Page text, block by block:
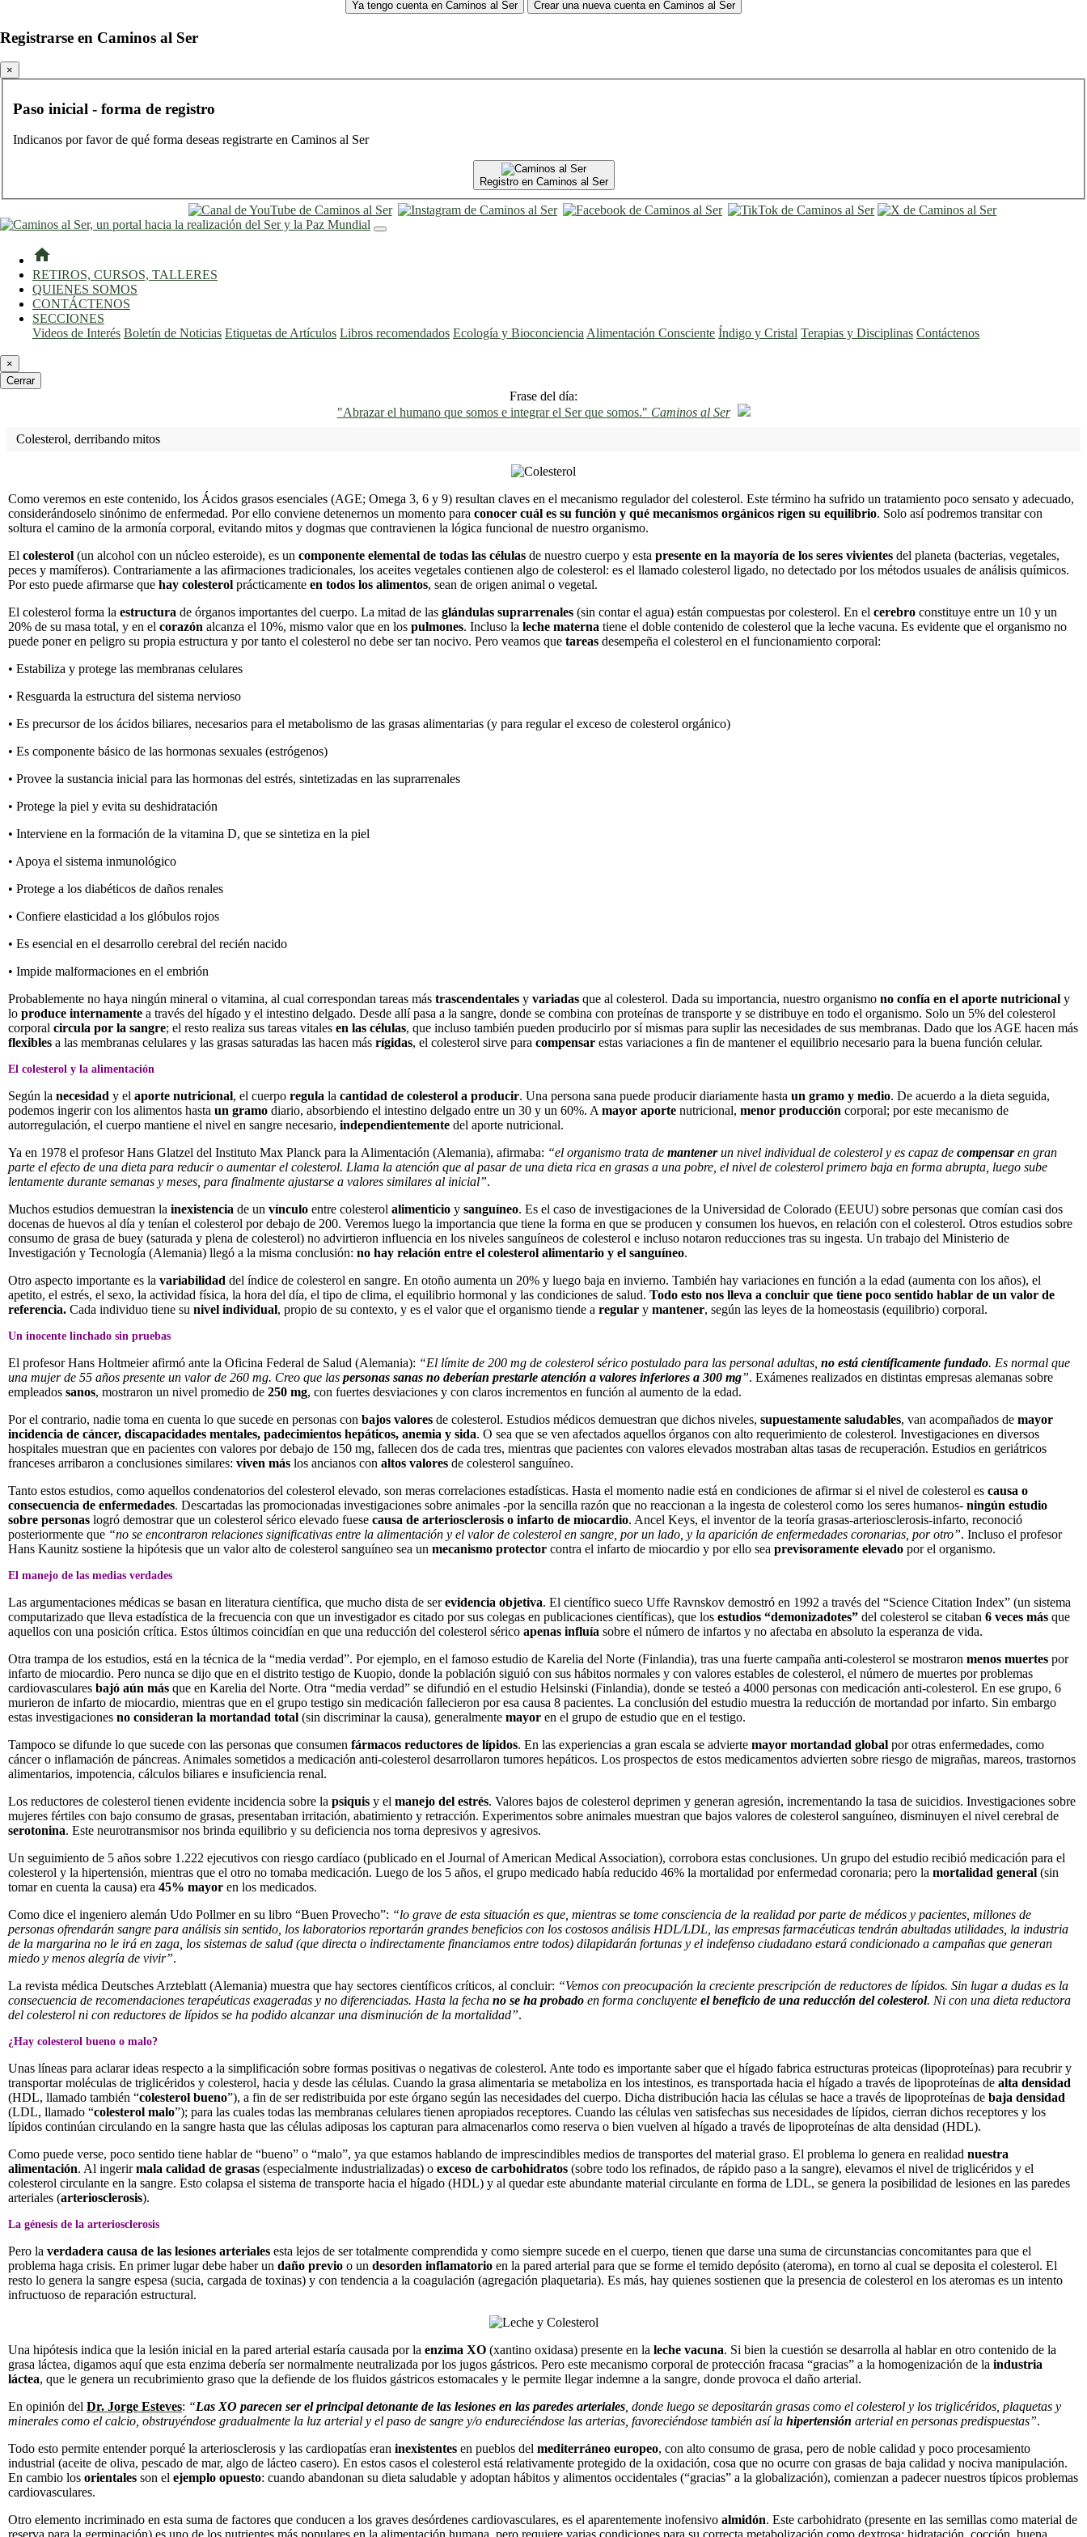
Ya tengo cuenta en Caminos al Ser Crear una nueva cuenta en Caminos al Ser
Registrarse en Caminos al Ser
×
Paso inicial - forma de registro
Indicanos por favor de qué forma deseas registrarte en Caminos al Ser
Registro en Caminos al Ser
home
RETIROS, CURSOS, TALLERES
QUIENES SOMOS
CONTÁCTENOS
SECCIONES
Videos de Interés Boletín de Noticias Etiquetas de Artículos Libros recomendados Ecología y Bioconciencia Alimentación Consciente Índigo y Cristal Terapias y Disciplinas Contáctenos
×
Cerrar
Frase del día:
"Abrazar el humano que somos e integrar el Ser que somos." Caminos al Ser
Colesterol, derribando mitos
Como veremos en este contenido, los Ácidos grasos esenciales (AGE; Omega 3, 6 y 9) resultan claves en el mecanismo regulador del colesterol. Este término ha sufrido un tratamiento poco sensato y adecuado,
considerándoselo sinónimo de enfermedad. Por ello conviene detenernos un momento para conocer cuál es su función y qué mecanismos orgánicos rigen su equilibrio. Solo así podremos transitar con
soltura el camino de la armonía corporal, evitando mitos y dogmas que contravienen la lógica funcional de nuestro organismo.
El colesterol (un alcohol con un núcleo esteroide), es un componente elemental de todas las células de nuestro cuerpo y esta presente en la mayoría de los seres vivientes del planeta (bacterias, vegetales,
peces y mamíferos). Contrariamente a las afirmaciones tradicionales, los aceites vegetales contienen algo de colesterol: es el llamado colesterol ligado, no detectado por los métodos usuales de análisis químicos.
Por esto puede afirmarse que hay colesterol prácticamente en todos los alimentos, sean de origen animal o vegetal.
El colesterol forma la estructura de órganos importantes del cuerpo. La mitad de las glándulas suprarrenales (sin contar el agua) están compuestas por colesterol. En el cerebro constituye entre un 10 y un
20% de su masa total, y en el corazón alcanza el 10%, mismo valor que en los pulmones. Incluso la leche materna tiene el doble contenido de colesterol que la leche vacuna. Es evidente que el organismo no
puede poner en peligro su propia estructura y por tanto el colesterol no debe ser tan nocivo. Pero veamos que tareas desempeña el colesterol en el funcionamiento corporal:
• Estabiliza y protege las membranas celulares
• Resguarda la estructura del sistema nervioso
• Es precursor de los ácidos biliares, necesarios para el metabolismo de las grasas alimentarias (y para regular el exceso de colesterol orgánico)
• Es componente básico de las hormonas sexuales (estrógenos)
• Provee la sustancia inicial para las hormonas del estrés, sintetizadas en las suprarrenales
• Protege la piel y evita su deshidratación
• Interviene en la formación de la vitamina D, que se sintetiza en la piel
• Apoya el sistema inmunológico
• Protege a los diabéticos de daños renales
• Confiere elasticidad a los glóbulos rojos
• Es esencial en el desarrollo cerebral del recién nacido
• Impide malformaciones en el embrión
Probablemente no haya ningún mineral o vitamina, al cual correspondan tareas más trascendentales y variadas que al colesterol. Dada su importancia, nuestro organismo no confía en el aporte nutricional y
lo produce internamente a través del hígado y el intestino delgado. Desde allí pasa a la sangre, donde se combina con proteínas de transporte y se distribuye en todo el organismo. Solo un 5% del colesterol
corporal circula por la sangre; el resto realiza sus tareas vitales en las células, que incluso también pueden producirlo por sí mismas para suplir las necesidades de sus membranas. Dado que los AGE hacen más
flexibles a las membranas celulares y las grasas saturadas las hacen más rígidas, el colesterol sirve para compensar estas variaciones a fin de mantener el equilibrio necesario para la buena función celular.
El colesterol y la alimentación
Según la necesidad y el aporte nutricional, el cuerpo regula la cantidad de colesterol a producir. Una persona sana puede producir diariamente hasta un gramo y medio. De acuerdo a la dieta seguida,
podemos ingerir con los alimentos hasta un gramo diario, absorbiendo el intestino delgado entre un 30 y un 60%. A mayor aporte nutricional, menor producción corporal; por este mecanismo de
autorregulación, el cuerpo mantiene el nivel en sangre necesario, independientemente del aporte nutricional.
Ya en 1978 el profesor Hans Glatzel del Instituto Max Planck para la Alimentación (Alemania), afirmaba: “el organismo trata de mantenerun nivel individual de colesterol y es capaz de compensaren gran
parte el efecto de una dieta para reducir o aumentar el colesterol. Llama la atención que al pasar de una dieta rica en grasas a una pobre, el nivel de colesterol primero baja en forma abrupta, luego sube
lentamente durante semanas y meses, para finalmente ajustarse a valores similares al inicial”.
Muchos estudios demuestran la inexistencia de un vínculo entre colesterol alimenticio y sanguíneo. Es el caso de investigaciones de la Universidad de Colorado (EEUU) sobre personas que comían casi dos
docenas de huevos al día y tenían el colesterol por debajo de 200. Veremos luego la importancia que tiene la forma en que se producen y consumen los huevos, en relación con el colesterol. Otros estudios sobre
consumo de grasa de buey (saturada y plena de colesterol) no advirtieron influencia en los niveles sanguíneos de colesterol e incluso notaron reducciones tras su ingesta. Un trabajo del Ministerio de
Investigación y Tecnología (Alemania) llegó a la misma conclusión: no hay relación entre el colesterol alimentario y el sanguíneo.
Otro aspecto importante es la variabilidad del índice de colesterol en sangre. En otoño aumenta un 20% y luego baja en invierno. También hay variaciones en función a la edad (aumenta con los años), el
apetito, el estrés, el sexo, la actividad física, la hora del día, el tipo de clima, el equilibrio hormonal y las condiciones de salud. Todo esto nos lleva a concluir que tiene poco sentido hablar de un valor de
referencia. Cada individuo tiene su nivel individual, propio de su contexto, y es el valor que el organismo tiende a regular y mantener, según las leyes de la homeostasis (equilibrio) corporal.
Un inocente linchado sin pruebas
El profesor Hans Holtmeier afirmó ante la Oficina Federal de Salud (Alemania): “El límite de 200 mg de colesterol sérico postulado para las personal adultas, no está científicamente fundado. Es normal que
una mujer de 55 años presente un valor de 260 mg. Creo que las personas sanas no deberían prestarle atención a valores inferiores a 300 mg”. Exámenes realizados en distintas empresas alemanas sobre
empleados sanos, mostraron un nivel promedio de 250 mg, con fuertes desviaciones y con claros incrementos en función al aumento de la edad.
Por el contrario, nadie toma en cuenta lo que sucede en personas con bajos valores de colesterol. Estudios médicos demuestran que dichos niveles, supuestamente saludables, van acompañados de mayor
incidencia de cáncer, discapacidades mentales, padecimientos hepáticos, anemia y sida. O sea que se ven afectados aquellos órganos con alto requerimiento de colesterol. Investigaciones en diversos
hospitales muestran que en pacientes con valores por debajo de 150 mg, fallecen dos de cada tres, mientras que pacientes con valores elevados mostraban altas tasas de recuperación. Estudios en geriátricos
franceses arribaron a conclusiones similares: viven más los ancianos con altos valores de colesterol sanguíneo.
Tanto estos estudios, como aquellos condenatorios del colesterol elevado, son meras correlaciones estadísticas. Hasta el momento nadie está en condiciones de afirmar si el nivel de colesterol es causa o
consecuencia de enfermedades. Descartadas las promocionadas investigaciones sobre animales -por la sencilla razón que no reaccionan a la ingesta de colesterol como los seres humanos- ningún estudio
sobre personas logró demostrar que un colesterol sérico elevado fuese causa de arteriosclerosis o infarto de miocardio. Ancel Keys, el inventor de la teoría grasas-arteriosclerosis-infarto, reconoció
posteriormente que “no se encontraron relaciones significativas entre la alimentación y el valor de colesterol en sangre, por un lado, y la aparición de enfermedades coronarias, por otro”. Incluso el profesor
Hans Kaunitz sostiene la hipótesis que un valor alto de colesterol sanguíneo sea un mecanismo protector contra el infarto de miocardio y por ello sea previsoramente elevado por el organismo.
El manejo de las medias verdades
Las argumentaciones médicas se basan en literatura científica, que mucho dista de serevidencia objetiva. El científico sueco Uffe Ravnskov demostró en 1992 a través del “Science Citation Index” (un sistema
computarizado que lleva estadística de la frecuencia con que un investigador es citado por sus colegas en publicaciones científicas), que los estudios “demonizadotes” del colesterol se citaban 6 veces más que
aquellos con una posición crítica. Estos últimos coincidían en que una reducción del colesterol sérico apenas influía sobre el número de infartos y no afectaba en absoluto la esperanza de vida.
Otra trampa de los estudios, está en la técnica de la “media verdad”. Por ejemplo, en el famoso estudio de Karelia del Norte (Finlandia), tras una fuerte campaña anti-colesterol se mostraron menos muertes por
infarto de miocardio. Pero nunca se dijo que en el distrito testigo de Kuopio, donde la población siguió con sus hábitos normales y con valores estables de colesterol, el número de muertes por problemas
cardiovasculares bajó aún más que en Karelia del Norte. Otra “media verdad” se difundió en el estudio Helsinski (Finlandia), donde se testeó a 4000 personas con medicación anti-colesterol. En ese grupo, 6
murieron de infarto de miocardio, mientras que en el grupo testigo sin medicación fallecieron por esa causa 8 pacientes. La conclusión del estudio muestra la reducción de mortandad por infarto. Sin embargo
estas investigaciones no consideran la mortandad total (sin discriminar la causa), generalmente mayor en el grupo de estudio que en el testigo.
Tampoco se difunde lo que sucede con las personas que consumen fármacos reductores de lípidos. En las experiencias a gran escala se advierte mayor mortandad global por otras enfermedades, como
cáncer o inflamación de páncreas. Animales sometidos a medicación anti-colesterol desarrollaron tumores hepáticos. Los prospectos de estos medicamentos advierten sobre riesgo de migrañas, mareos, trastornos
alimentarios, impotencia, cálculos biliares e insuficiencia renal.
Los reductores de colesterol tienen evidente incidencia sobre la psiquis y el manejo del estrés. Valores bajos de colesterol deprimen y generan agresión, incrementando la tasa de suicidios. Investigaciones sobre
mujeres fértiles con bajo consumo de grasas, presentaban irritación, abatimiento y retracción. Experimentos sobre animales muestran que bajos valores de colesterol sanguíneo, disminuyen el nivel cerebral de
serotonina. Este neurotransmisor nos brinda equilibrio y su deficiencia nos torna depresivos y agresivos.
Un seguimiento de 5 años sobre 1.222 ejecutivos con riesgo cardíaco (publicado en el Journal of American Medical Association), corrobora estas conclusiones. Un grupo del estudio recibió medicación para el
colesterol y la hipertensión, mientras que el otro no tomaba medicación. Luego de los 5 años, el grupo medicado había reducido 46% la mortalidad por enfermedad coronaria; pero la mortalidad general (sin
tomar en cuenta la causa) era 45% mayor en los medicados.
Como dice el ingeniero alemán Udo Pollmer en su libro “Buen Provecho”: “lo grave de esta situación es que, mientras se tome consciencia de la realidad por parte de médicos y pacientes, millones de
personas ofrendarán sangre para análisis sin sentido, los laboratorios reportarán grandes beneficios con los costosos análisis HDL/LDL, las empresas farmacéuticas tendrán abultadas utilidades, la industria
de la margarina no le irá en zaga, los sistemas de salud (que directa o indirectamente financiamos entre todos) dilapidarán fortunas y el indefenso ciudadano estará condicionado a campañas que generan
miedo y menos alegría de vivir”.
La revista médica Deutsches Arzteblatt (Alemania) muestra que hay sectores científicos críticos, al concluir: “Vemos con preocupación la creciente prescripción de reductores de lípidos. Sin lugar a dudas es la
consecuencia de recomendaciones terapéuticas exageradas y no diferenciadas. Hasta la fecha no se ha probado en forma concluyente el beneficio de una reducción del colesterol. Ni con una dieta reductora
del colesterol ni con reductores de lípidos se ha podido alcanzar una disminución de la mortalidad”.
¿Hay colesterol bueno o malo?
Unas líneas para aclarar ideas respecto a la simplificación sobre formas positivas o negativas de colesterol. Ante todo es importante saber que el hígado fabrica estructuras proteicas (lipoproteínas) para recubrir y
transportar moléculas de triglicéridos y colesterol, hacia y desde las células. Cuando la grasa alimentaria se metaboliza en los intestinos, es transportada hacia el hígado a través de lipoproteínas de alta densidad
(HDL, llamado también “colesterol bueno”), a fin de ser redistribuida por este órgano según las necesidades del cuerpo. Dicha distribución hacia las células se hace a través de lipoproteínas de baja densidad
(LDL, llamado “colesterol malo”); para las cuales todas las membranas celulares tienen apropiados receptores. Cuando las células ven satisfechas sus necesidades de lípidos, cierran dichos receptores y los
lípidos continúan circulando en la sangre hasta que las células adiposas los capturan para almacenarlos como reserva o bien vuelven al hígado a través de lipoproteínas de alta densidad (HDL).
Como puede verse, poco sentido tiene hablar de “bueno” o “malo”, ya que estamos hablando de imprescindibles medios de transportes del material graso. El problema lo genera en realidad nuestra
alimentación. Al ingerirmala calidad de grasas (especialmente industrializadas) o exceso de carbohidratos (sobre todo los refinados, de rápido paso a la sangre), elevamos el nivel de triglicéridos y el
colesterol circulante en la sangre. Esto colapsa el sistema de transporte hacia el hígado (HDL) y al quedar este abundante material circulante en forma de LDL, se genera la posibilidad de lesiones en las paredes
arteriales (arteriosclerosis).
La génesis de la arteriosclerosis
Pero la verdadera causa de las lesiones arteriales esta lejos de ser totalmente comprendida y como siempre sucede en el cuerpo, tienen que darse una suma de circunstancias concomitantes para que el
problema haga crisis. En primer lugar debe haber un daño previo o un desorden inflamatorio en la pared arterial para que se forme el temido depósito (ateroma), en torno al cual se deposita el colesterol. El
resto lo genera la sangre espesa (sucia, cargada de toxinas) y con tendencia a la coagulación (agregación plaquetaria). Es más, hay quienes sostienen que la presencia de colesterol en los ateromas es un intento
infructuoso de reparación estructural.
Una hipótesis indica que la lesión inicial en la pared arterial estaría causada por la enzima XO (xantino oxidasa) presente en la leche vacuna. Si bien la cuestión se desarrolla al hablar en otro contenido de la
grasa láctea, digamos aquí que esta enzima debería ser normalmente neutralizada por los jugos gástricos. Pero este mecanismo corporal de protección fracasa “gracias” a la homogenización de la industria
láctea, que le genera un recubrimiento graso que la defiende de los fluidos gástricos estomacales y le permite llegar indemne a la sangre, donde provoca el daño arterial.
En opinión del Dr. Jorge Esteves: “Las XO parecen ser el principal detonante de las lesiones en las paredes arteriales , donde luego se depositarán grasas como el colesterol y los triglicéridos, plaquetas y
minerales como el calcio, obstruyéndose gradualmente la luz arterial y el paso de sangre y/o endureciéndose las arterias, favoreciéndose también así la hipertensión arterial en personas predispuestas”.
Todo esto permite entender porqué la arteriosclerosis y las cardiopatías eran inexistentes en pueblos del mediterráneo europeo, con alto consumo de grasa, pero de noble calidad y poco procesamiento
industrial (aceite de oliva, pescado de mar, algo de lácteo casero). En estos casos el colesterol está relativamente protegido de la oxidación, cosa que no ocurre con grasas de baja calidad y nociva manipulación.
En cambio los orientales son el ejemplo opuesto: cuando abandonan su dieta saludable y adoptan hábitos y alimentos occidentales (“gracias” a la globalización), comienzan a padecer nuestros típicos problemas
cardiovasculares.
Otro elemento incriminado en esta suma de factores que conducen a los graves desórdenes cardiovasculares, es el aparentemente inofensivo almidón. Este carbohidrato (presente en las semillas como material de